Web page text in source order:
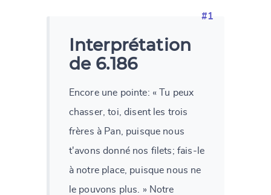
#1
Interprétation
de 6.186
Encore une pointe: « Tu peux
chasser, toi, disent les trois
frères à Pan, puisque nous
t'avons donné nos filets; fais-le
à notre place, puisque nous ne
le pouvons plus. » Notre